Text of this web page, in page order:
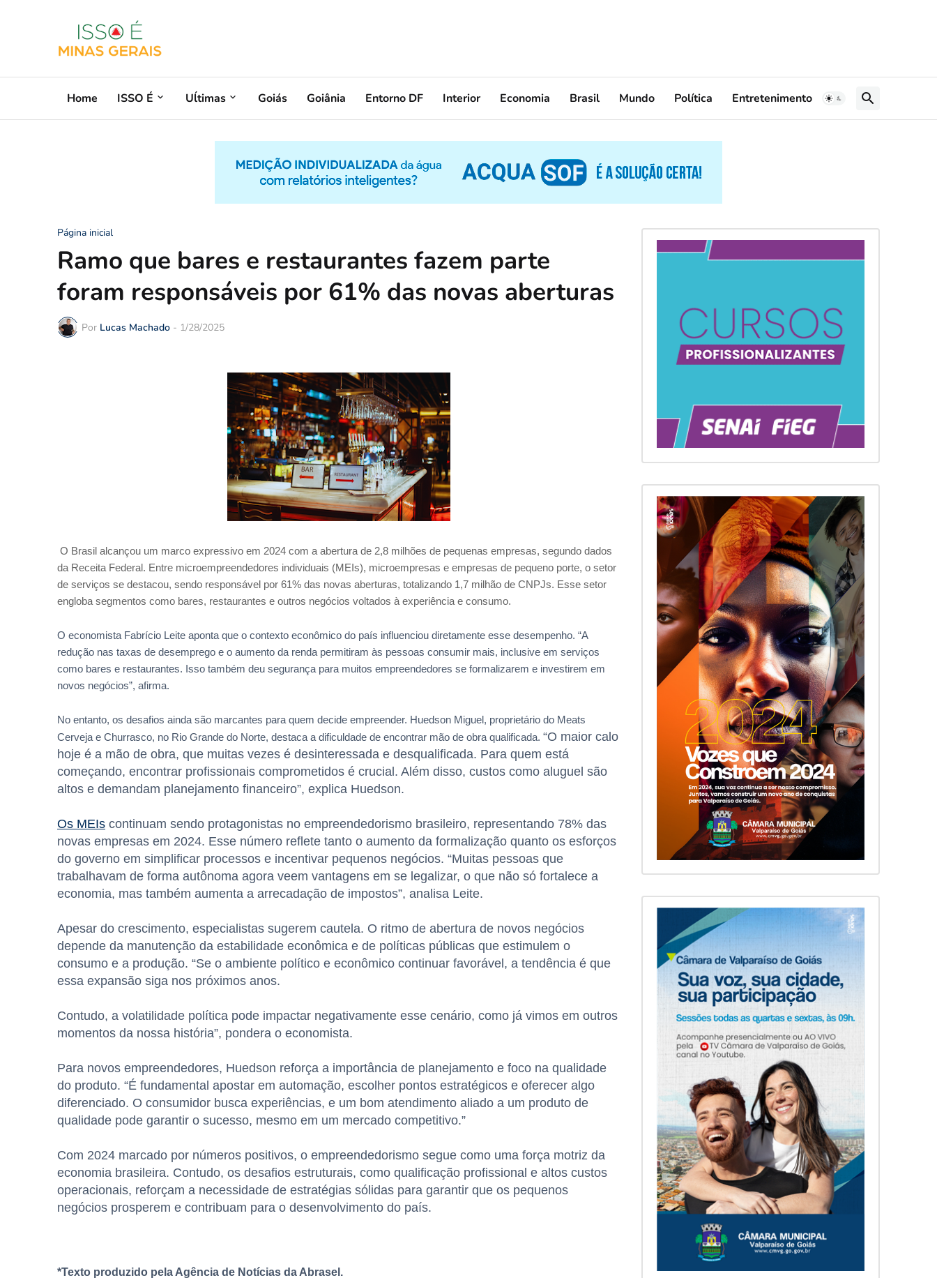
Home ISSO É Uĺtimas Goiás Goiânia Entorno DF Interior Economia Brasil Mundo Política Entretenimento
Página inicial
Ramo que bares e restaurantes fazem parte
foram responsáveis por 61% das novas aberturas
Por Lucas Machado - 1/28/2025
O Brasil alcançou um marco expressivo em 2024 com a abertura de 2,8 milhões de pequenas empresas, segundo dados
da Receita Federal. Entre microempreendedores individuais (MEIs), microempresas e empresas de pequeno porte, o setor
de serviços se destacou, sendo responsável por 61% das novas aberturas, totalizando 1,7 milhão de CNPJs. Esse setor
engloba segmentos como bares, restaurantes e outros negócios voltados à experiência e consumo.
O economista Fabrício Leite aponta que o contexto econômico do país influenciou diretamente esse desempenho. “A
redução nas taxas de desemprego e o aumento da renda permitiram às pessoas consumir mais, inclusive em serviços
como bares e restaurantes. Isso também deu segurança para muitos empreendedores se formalizarem e investirem em
novos negócios”, afirma.
No entanto, os desafios ainda são marcantes para quem decide empreender. Huedson Miguel, proprietário do Meats
Cerveja e Churrasco, no Rio Grande do Norte, destaca a dificuldade de encontrar mão de obra qualificada. “O maior calo
hoje é a mão de obra, que muitas vezes é desinteressada e desqualificada. Para quem está
começando, encontrar profissionais comprometidos é crucial. Além disso, custos como aluguel são
altos e demandam planejamento financeiro”, explica Huedson.
Os MEIs continuam sendo protagonistas no empreendedorismo brasileiro, representando 78% das
novas empresas em 2024. Esse número reflete tanto o aumento da formalização quanto os esforços
do governo em simplificar processos e incentivar pequenos negócios. “Muitas pessoas que
trabalhavam de forma autônoma agora veem vantagens em se legalizar, o que não só fortalece a
economia, mas também aumenta a arrecadação de impostos”, analisa Leite.
Apesar do crescimento, especialistas sugerem cautela. O ritmo de abertura de novos negócios
depende da manutenção da estabilidade econômica e de políticas públicas que estimulem o
consumo e a produção. “Se o ambiente político e econômico continuar favorável, a tendência é que
essa expansão siga nos próximos anos.
Contudo, a volatilidade política pode impactar negativamente esse cenário, como já vimos em outros
momentos da nossa história”, pondera o economista.
Para novos empreendedores, Huedson reforça a importância de planejamento e foco na qualidade
do produto. “É fundamental apostar em automação, escolher pontos estratégicos e oferecer algo
diferenciado. O consumidor busca experiências, e um bom atendimento aliado a um produto de
qualidade pode garantir o sucesso, mesmo em um mercado competitivo.”
Com 2024 marcado por números positivos, o empreendedorismo segue como uma força motriz da
economia brasileira. Contudo, os desafios estruturais, como qualificação profissional e altos custos
operacionais, reforçam a necessidade de estratégias sólidas para garantir que os pequenos
negócios prosperem e contribuam para o desenvolvimento do país.
*Texto produzido pela Agência de Notícias da Abrasel.